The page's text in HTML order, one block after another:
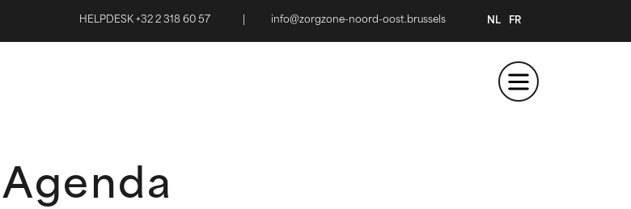
HELPDESK +32 2 318 60 57 info@zorgzone-noord-oost.brussels NL FR
Agenda